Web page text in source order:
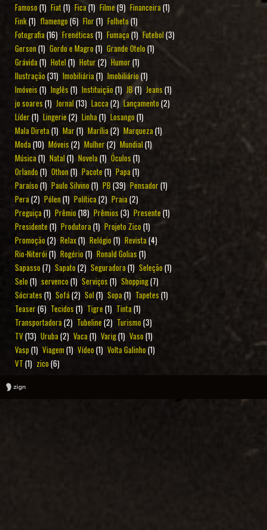
Famoso (1) Fiat(1) Fica (1) Filme(9) Financeira (1)
Fink(1) flamengo (6) Flor(1) Folheto(1)
Fotografia(16) Frenéticas (1) Fumaça(1) Futebol (3)
Gerson (1) Gordo e Magro(1) Grande Otelo (1)
Grávida(1) Hotel (1) Hotur(2) Humor(1)
Ilustração (31) Imobiliária(1) Imobiliário(1)
Imóveis (1) Inglês (1) Instituição (1) JB (1) Jeans (1)
jo soares (1) Jornal (13) Lacca(2) Lançamento (2)
Líder(1) Lingerie (2) Linha(1) Losango (1)
Mala Direta(1) Mar(1) Marília(2) Marqueza(1)
Moda(10) Móveis (2) Mulher(2) Mundial(1)
Música(1) Natal (1) Novela(1) Óculos (1)
Orlando (1) Othon (1) Pacote (1) Papa(1)
Paraíso (1) Paulo Silvino (1) PB (39) Pensador(1)
Pera (2) Pólen (1) Política(2) Praia(2)
Preguiça(1) Prêmio (18) Prêmios (3) Presente (1)
Presidente (1) Produtora(1) Projeto Zico (1)
Promoção (2) Relax(1) Relógio (1) Revista(4)
Rio-Niterói (1) Rogério (1) Ronald Golias (1)
Sapasso (7) Sapato (2) Seguradora(1) Seleção (1)
Selo (1) servenco (1) Serviços (1) Shopping(7)
Sócrates (1) Sofá(2) Sol(1) Sopa(1) Tapetes (1)
Teaser(6) Tecidos (1) Tigre (1) Tinta(1)
Transportadora(2) Tubeline (2) Turismo (3)
TV(13) Uruba(2) Vaca(1) Varig(1) Vaso (1)
Vasp (1) Viagem (1) Vídeo (1) Volta Galinho (1)
VT (1) zico (6)